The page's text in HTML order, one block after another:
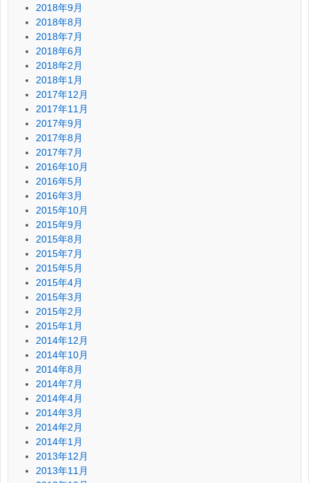
2018年9月
2018年8月
2018年7月
2018年6月
2018年2月
2018年1月
2017年12月
2017年11月
2017年9月
2017年8月
2017年7月
2016年10月
2016年5月
2016年3月
2015年10月
2015年9月
2015年8月
2015年7月
2015年5月
2015年4月
2015年3月
2015年2月
2015年1月
2014年12月
2014年10月
2014年8月
2014年7月
2014年4月
2014年3月
2014年2月
2014年1月
2013年12月
2013年11月